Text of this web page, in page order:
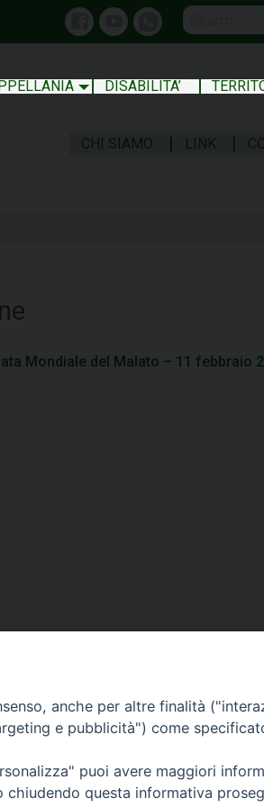
FacebookYoutubewhatsapp
DISABILITA’
CHI SIAMO LINK
Mondiale del Malato – 11 febbraio
anche per altre finalità
e pubblicità") come
puoi avere maggiori
questa informativa